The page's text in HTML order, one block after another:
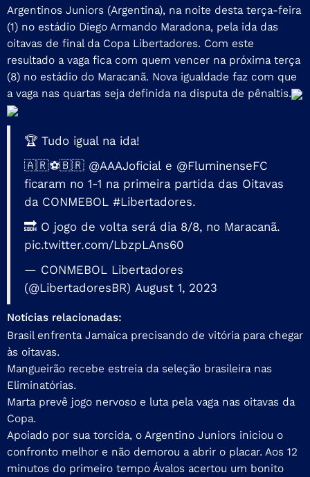
Argentinos Juniors (Argentina), na noite desta terça-feira
(1) no estádio Diego Armando Maradona, pela ida das
oitavas de final da Copa Libertadores. Com este
resultado a vaga fica com quem vencer na próxima terça
(8) no estádio do Maracanã. Nova igualdade faz com que
a vaga nas quartas seja definida na disputa de pênaltis.
🏆 Tudo igual na ida!
🇦🇷⚽🇧🇷 @AAAJoficial e @FluminenseFC
ficaram no 1-1 na primeira partida das Oitavas
da CONMEBOL #Libertadores.
🔜 O jogo de volta será dia 8/8, no Maracanã.
pic.twitter.com/LbzpLAns60
— CONMEBOL Libertadores
(@LibertadoresBR) August 1, 2023
Notícias relacionadas:
Brasil enfrenta Jamaica precisando de vitória para chegar
às oitavas.
Mangueirão recebe estreia da seleção brasileira nas
Eliminatórias.
Marta prevê jogo nervoso e luta pela vaga nas oitavas da
Copa.
Apoiado por sua torcida, o Argentino Juniors iniciou o
confronto melhor e não demorou a abrir o placar. Aos 12
minutos do primeiro tempo Ávalos acertou um bonito